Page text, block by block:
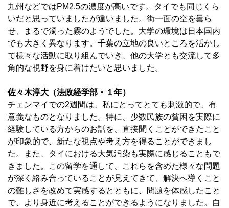
九州などではPM2.5の濃度が高いです。タイでも同じくら
いだと思っていましたが違いました。街一面の空を曇ら
せ、まるで濁った霧のようでした。大学の環境は日本国内
でも大きく異なります。千葉の立地の良いところを活かし
て様々な活動に取り組んでいき、他の大学とも交流して多
角的な視野を身に着けたいと思いました。
佐々木淳大（法政経学部・１年）
チェンマイでの2週間は、私にとってとても刺激的で、有
意義なものとなりました。特に、少数民族の貧困を実際に
経験している方からのお話を、直接聞くことができたこと
が印象的で、新たな視点や考え方を得ることができまし
た。また、タイにおける大気汚染も実際に感じることもで
きました。この留学を通して、これらを含めた様々な問題
が深く絡み合っていることが見えてきて、解決へ導くこと
の難しさを改めて実感するとともに、問題を体感したこと
で、より身近に考えることができるようになりました。自